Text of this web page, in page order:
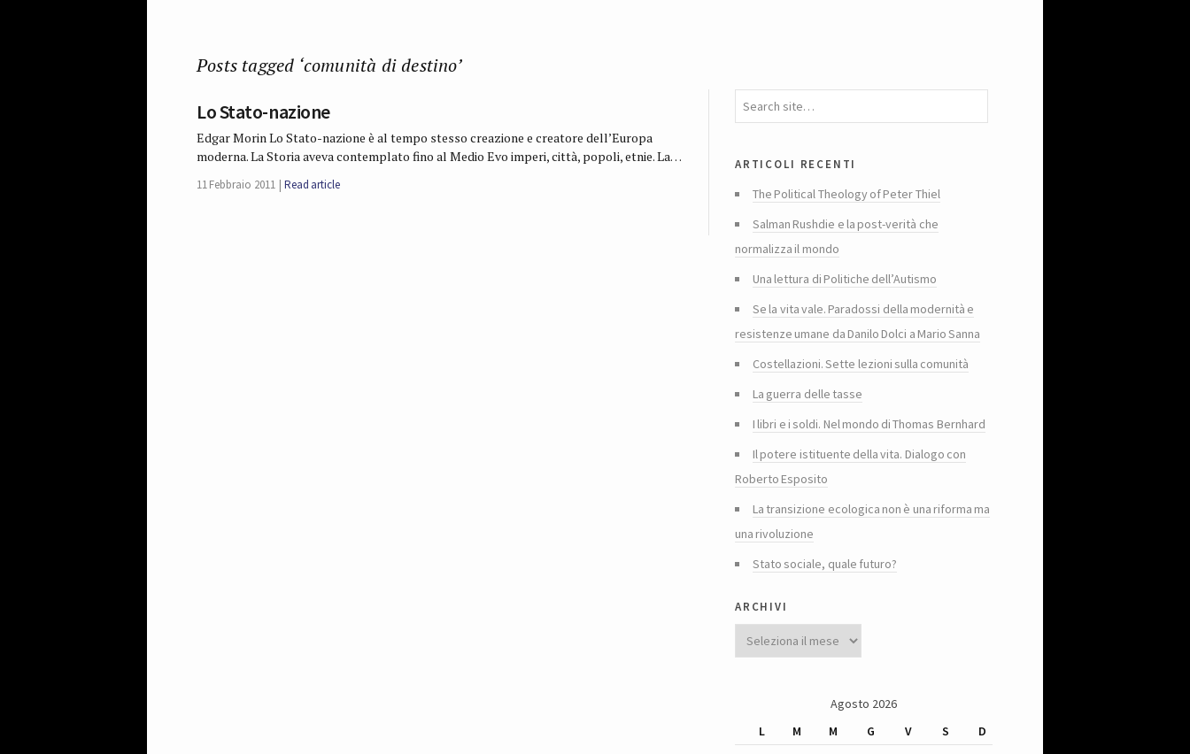
Posts tagged ‘comunità di destino’
Lo Stato-nazione
Edgar Morin Lo Stato-nazione è al tempo stesso creazione e creatore dell’Europa
moderna. La Storia aveva contemplato fino al Medio Evo imperi, città, popoli, etnie. La…
11 Febbraio 2011 Read article
articoli recenti
The Political Theology of Peter Thiel
Salman Rushdie e la post-verità che
normalizza il mondo
Una lettura di Politiche dell’Autismo
Se la vita vale. Paradossi della modernità e
resistenze umane da Danilo Dolci a Mario Sanna
Costellazioni. Sette lezioni sulla comunità
La guerra delle tasse
I libri e i soldi. Nel mondo di Thomas Bernhard
Il potere istituente della vita. Dialogo con
Roberto Esposito
La transizione ecologica non è una riforma ma
una rivoluzione
Stato sociale, quale futuro?
archivi
Agosto 2026
L
M M G V S D